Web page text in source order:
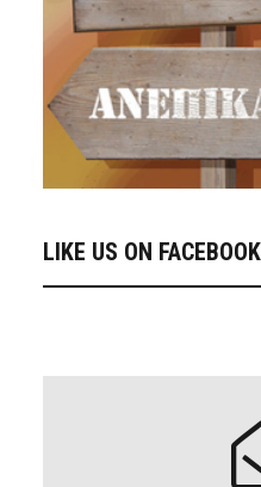
LIKE US ON FACEBOOK